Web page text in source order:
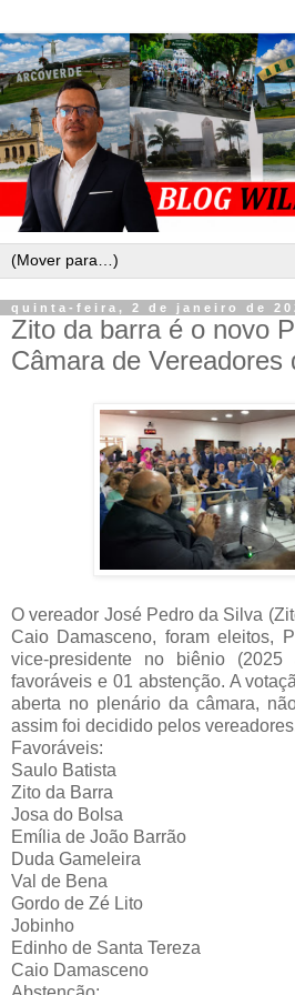
quinta-feira, 2 de janeiro de
Zito da barra é o novo
Câmara de Vereadores
O vereador José Pedro da Silva
Caio Damasceno, foram eleitos,
vice-presidente no biênio
favoráveis e 01 abstenção. A
aberta no plenário da câmara,
assim foi decidido pelos
Favoráveis:
Saulo Batista
Zito da Barra
Josa do Bolsa
Emília de João Barrão
Duda Gameleira
Val de Bena
Gordo de Zé Lito
Jobinho
Edinho de Santa Tereza
Caio Damasceno